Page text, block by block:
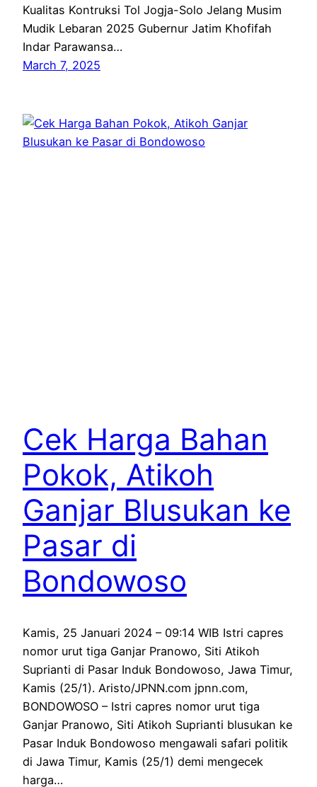
Kualitas Kontruksi Tol Jogja-Solo Jelang Musim
Mudik Lebaran 2025 Gubernur Jatim Khofifah
Indar Parawansa…
March 7, 2025
Cek Harga Bahan
Pokok, Atikoh
Ganjar Blusukan ke
Pasar di
Bondowoso
Kamis, 25 Januari 2024 – 09:14 WIB Istri capres
nomor urut tiga Ganjar Pranowo, Siti Atikoh
Suprianti di Pasar Induk Bondowoso, Jawa Timur,
Kamis (25/1). Aristo/JPNN.com jpnn.com,
BONDOWOSO – Istri capres nomor urut tiga
Ganjar Pranowo, Siti Atikoh Suprianti blusukan ke
Pasar Induk Bondowoso mengawali safari politik
di Jawa Timur, Kamis (25/1) demi mengecek
harga…